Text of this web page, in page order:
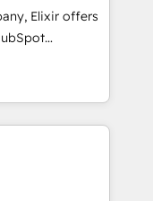
on with clear
values; Joy, Grit,
its clientele, and
Elixir offers
mid-market
operates in the
time
in